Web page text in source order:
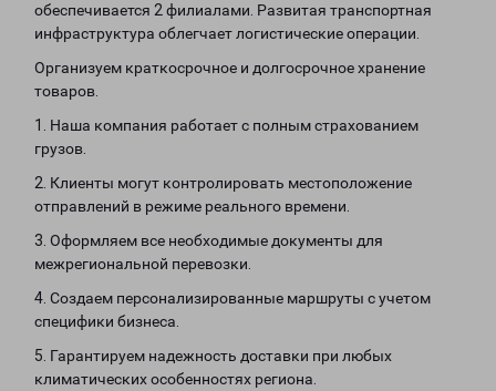
обеспечивается 2 филиалами. Развитая транспортная
инфраструктура облегчает логистические операции.
Организуем краткосрочное и долгосрочное хранение
товаров.
1. Наша компания работает с полным страхованием
грузов.
2. Клиенты могут контролировать местоположение
отправлений в режиме реального времени.
3. Оформляем все необходимые документы для
межрегиональной перевозки.
4. Создаем персонализированные маршруты с учетом
специфики бизнеса.
5. Гарантируем надежность доставки при любых
климатических особенностях региона.